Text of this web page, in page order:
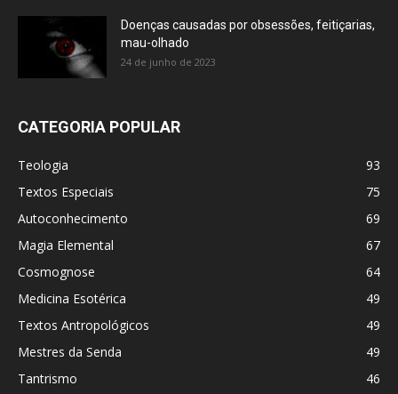
Doenças causadas por obsessões, feitiçarias,
mau-olhado
24 de junho de 2023
CATEGORIA POPULAR
Teologia
93
Textos Especiais
75
Autoconhecimento
69
Magia Elemental
67
Cosmognose
64
Medicina Esotérica
49
Textos Antropológicos
49
Mestres da Senda
49
Tantrismo
46